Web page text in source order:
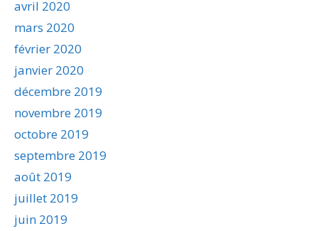
avril 2020
mars 2020
février 2020
janvier 2020
décembre 2019
novembre 2019
octobre 2019
septembre 2019
août 2019
juillet 2019
juin 2019